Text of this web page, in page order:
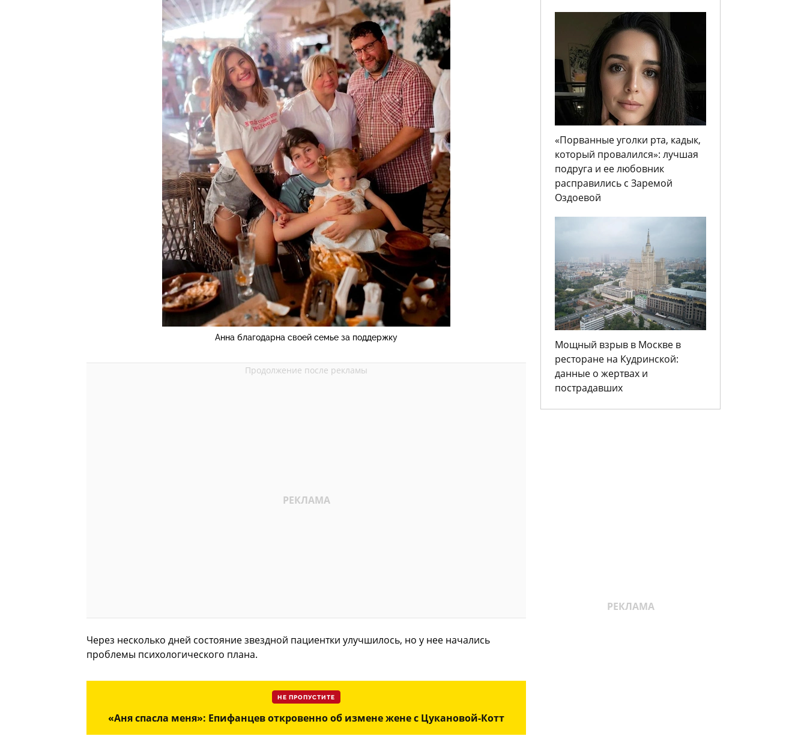
Анна благодарна своей семье за поддержку
Через несколько дней состояние звездной пациентки улучшилось, но у нее начались
проблемы психологического плана.
НЕ ПРОПУСТИТЕ
«Аня спасла меня»: Епифанцев откровенно об измене жене с Цукановой-Котт
«Порванные уголки рта, кадык,
который провалился»: лучшая
подруга и ее любовник
расправились с Заремой
Оздоевой
Мощный взрыв в Москве в
ресторане на Кудринской:
данные о жертвах и
пострадавших